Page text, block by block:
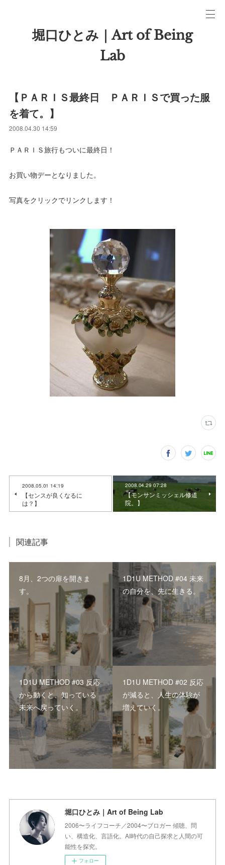
堀口ひとみ｜Art of Being
Lab
【ＰＡＲＩＳ最終日 ＰＡＲＩＳで買った服
を着て。】
2008.04.30 14:59
ＰＡＲＩＳ旅行もついに最終日！
お買い物デーとなりました。
写真をクリックでリンクします！
2008.05.01 14:19
【センスが良くなるに
は？】
2008.04.29 07:28
【モンサンミッシェル修道
院。】
関連記事
8月、2つの扉を開きま
す。
1D1U METHOD #04 未来
の自分を、先に生きる。
1D1U METHOD #03 反応
から動くと、知っている
未来へ戻っていく。
1D1U METHOD #02 反応
が減ると、人生の体験が
増えていく。
堀口ひとみ｜Art of Being Lab
2006〜ライフコーチ／2004〜ブロガー 傾聴、問
い、構造化、言語化。AI時代の自己探求と人間の可
能性を探究。
フォロー